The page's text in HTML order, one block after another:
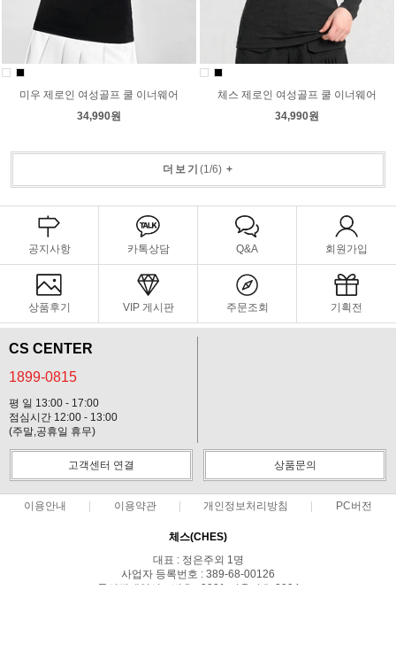
미우 제로인 여성골프 쿨 이너웨어
34,990원
체스 제로인 여성골프 쿨 이너웨어
34,990원
더보기 (1/6)+
공지사항 카톡상담 Q&A 회원가입
상품후기 VIP 게시판 주문조회 기획전
CS CENTER
1899-0815
평 일 13:00 - 17:00
점심시간 12:00 - 13:00
(주말,공휴일 휴무)
고객센터 연결 상품문의
이용안내 이용약관 개인정보처리방침 PC버전
체스(CHES)
대표 : 정은주외 1명
사업자 등록번호 : 389-68-00126
통신판매업신고번호 : 2021-서울서초-3094